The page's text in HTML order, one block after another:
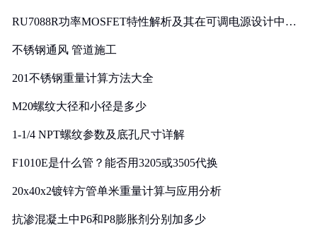
RU7088R功率MOSFET特性解析及其在可调电源设计中的
不锈钢通风 管道施工
201不锈钢重量计算方法大全
M20螺纹大径和小径是多少
1-1/4 NPT螺纹参数及底孔尺寸详解
F1010E是什么管？能否用3205或3505代换
20x40x2镀锌方管单米重量计算与应用分析
抗渗混凝土中P6和P8膨胀剂分别加多少